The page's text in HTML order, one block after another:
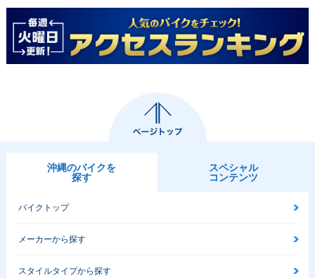
沖縄のバイクを
探す
スペシャル
コンテンツ
バイクトップ
メーカーから探す
スタイルタイプから探す